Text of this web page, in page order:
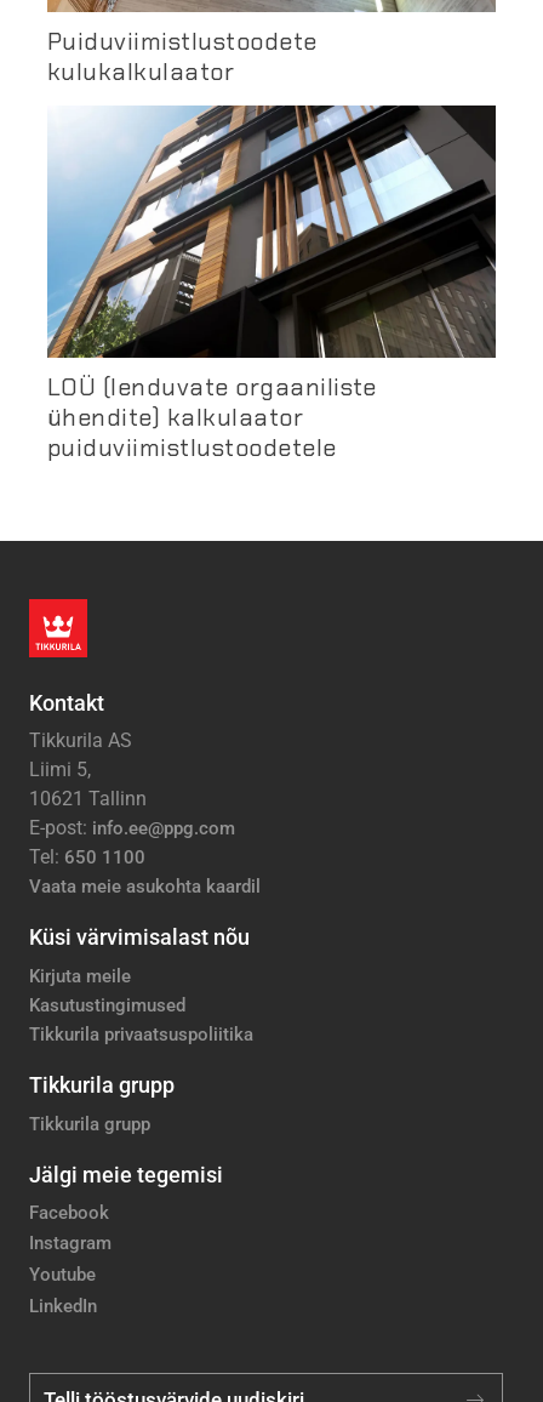
Puiduviimistlustoodete
kulukalkulaator
LOÜ (lenduvate orgaaniliste
ühendite) kalkulaator
puiduviimistlustoodetele
Kontakt
Tikkurila AS
Liimi 5,
10621 Tallinn
E-post: info.ee@ppg.com
Tel: 650 1100
Vaata meie asukohta kaardil
Küsi värvimisalast nõu
Kirjuta meile
Kasutustingimused
Tikkurila privaatsuspoliitika
Tikkurila grupp
Tikkurila grupp
Jälgi meie tegemisi
Facebook
Instagram
Youtube
LinkedIn